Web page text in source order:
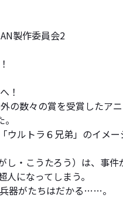
製作委員会2
！
の数々の賞を受賞した
ルトラ６兄弟」のイメー
・こうたろう）は、事
になってしまう。
器がたちはだかる……。